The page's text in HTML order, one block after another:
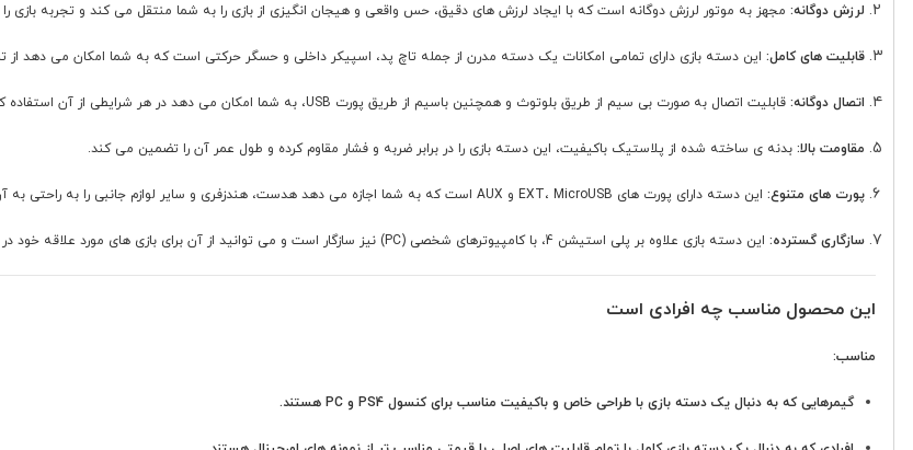
لرزش دوگانه: مجهز به موتور لرزش دوگانه است که با ایجاد لرزش های دقیق، حس واقعی و هیجان انگیزی از بازی را به شما منتقل می کند و تجربه بازی
قابلیت های کامل: این دسته بازی دارای تمامی امکانات یک دسته مدرن از جمله تاچ پد، اسپیکر داخلی و حسگر حرکتی است که به شما امکان می دهد از
اتصال دوگانه: قابلیت اتصال به صورت بی سیم از طریق بلوتوث و همچنین باسیم از طریق پورت USB، به شما امکان می دهد در هر شرایطی از آن استفاده کنید و از آزادی عمل بالایی برخوردار باشید.
مقاومت بالا: بدنه ی ساخته شده از پلاستیک باکیفیت، این دسته بازی را در برابر ضربه و فشار مقاوم کرده و طول عمر آن را تضمین می کند.
پورت های متنوع: این دسته دارای پورت های EXT، MicroUSB و AUX است که به شما اجازه می دهد هدست، هندزفری و سایر لوازم جانبی را به راحتی به آن متصل کنید.
سازگاری گسترده: این دسته بازی علاوه بر پلی استیشن 4، با کامپیوترهای شخصی (PC) نیز سازگار است و می توانید از آن برای بازی های مورد علاقه خود در هر دو پلتفرم استفاده کنید.
این محصول مناسب چه افرادی است
مناسب:
گیمرهایی که به دنبال یک دسته بازی با طراحی خاص و باکیفیت مناسب برای کنسول PS4 و PC هستند.